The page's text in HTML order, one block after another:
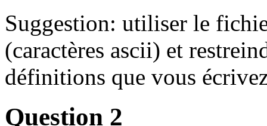
Suggestion: utiliser le
(caractères ascii) et
définitions que vous
Question 2